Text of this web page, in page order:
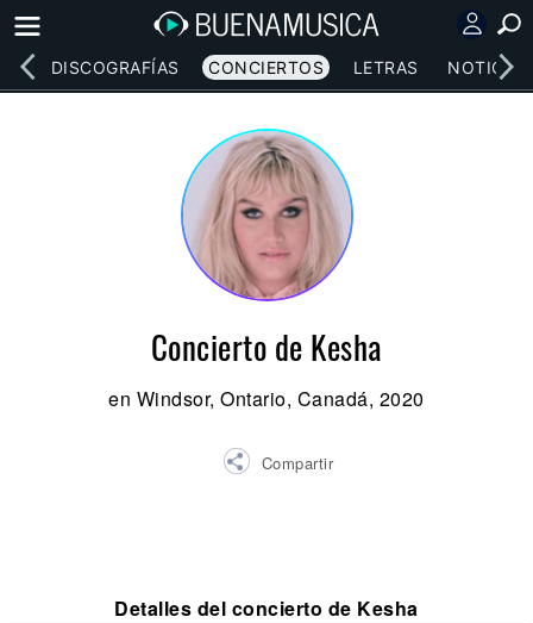
DISCOGRAFÍAS CONCIERTOS LETRAS NOTICIAS
Concierto de Kesha
en Windsor, Ontario, Canadá, 2020
Compartir
Detalles del concierto de Kesha